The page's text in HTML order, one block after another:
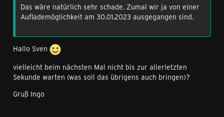
Das wäre natürlich sehr schade. Zumal wir ja von einer
Auflademöglichkeit am 30.01.2023 ausgegangen sind.
Hallo Sven
vielleicht beim nächsten Mal nicht bis zur allerletzten
Sekunde warten (was soll das übrigens auch bringen)?
Gruß Ingo